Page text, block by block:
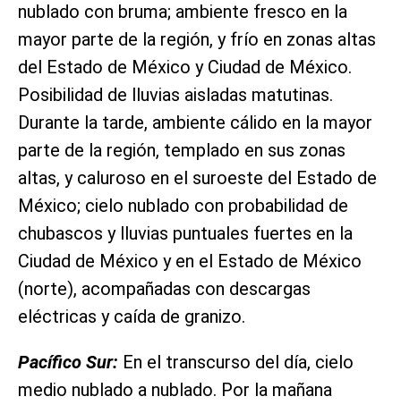
nublado con bruma; ambiente fresco en la
mayor parte de la región, y frío en zonas altas
del Estado de México y Ciudad de México.
Posibilidad de lluvias aisladas matutinas.
Durante la tarde, ambiente cálido en la mayor
parte de la región, templado en sus zonas
altas, y caluroso en el suroeste del Estado de
México; cielo nublado con probabilidad de
chubascos y lluvias puntuales fuertes en la
Ciudad de México y en el Estado de México
(norte), acompañadas con descargas
eléctricas y caída de granizo.
Pacífico Sur: En el transcurso del día, cielo
medio nublado a nublado. Por la mañana